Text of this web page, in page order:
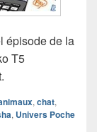
épisode de la
T5
, chat,
, Univers Poche